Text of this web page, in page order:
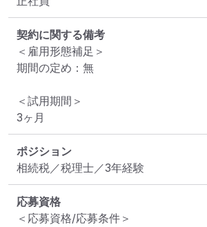
契約に関する備考
＜雇用形態補足＞
期間の定め：無
＜試用期間＞
ポジション
相続税／税理士／3年経験
応募資格
＜応募資格/応募条件＞